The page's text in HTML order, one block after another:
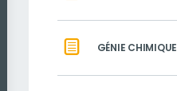
GÉNIE CHIMIQUE